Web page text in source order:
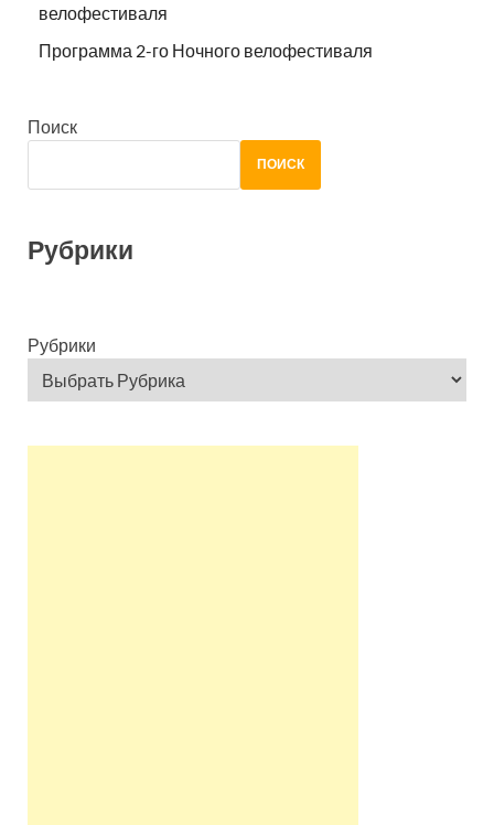
велофестиваля
Программа 2-го Ночного велофестиваля
Поиск
ПОИСК
Рубрики
Рубрики